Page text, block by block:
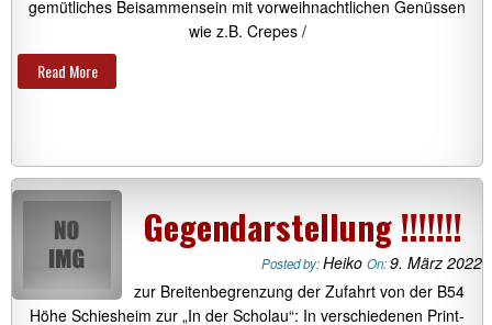
gemütliches Beisammensein mit vorweihnachtlichen Genüssen
wie z.B. Crepes /
Read More
Gegendarstellung !!!!!!!
Posted by:Heiko On:9. März 2022
zur Breitenbegrenzung der Zufahrt von der B54
Höhe Schiesheim zur „In der Scholau“: In verschiedenen Print-